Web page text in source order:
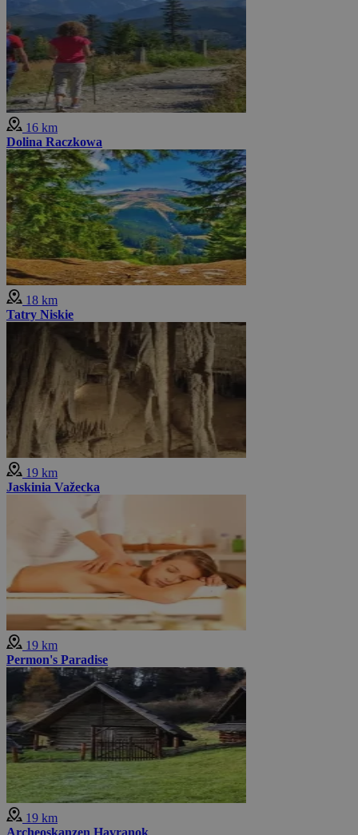
16 km
Dolina Raczkowa
18 km
Tatry Niskie
19 km
Jaskinia Važecka
19 km
Permon's Paradise
19 km
Archeoskanzen Havranok